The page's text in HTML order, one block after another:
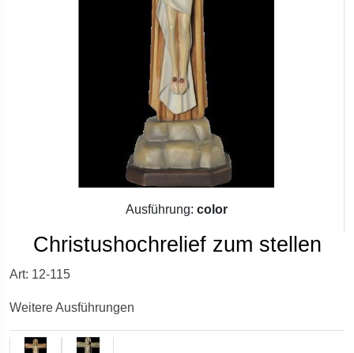
Ausführung: color
Christushochrelief zum stellen
Art: 12-115
Weitere Ausführungen